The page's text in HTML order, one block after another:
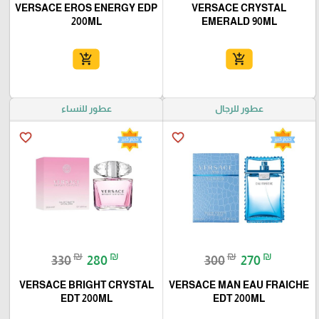
VERSACE CRYSTAL
EMERALD 90ML
add_shopping_cart
VERSACE EROS ENERGY EDP
200ML
add_shopping_cart
عطور للرجال
favorite_border
300₪ 270 ₪
VERSACE MAN EAU FRAICHE
EDT 200ML
عطور للنساء
favorite_border
330₪ 280 ₪
VERSACE BRIGHT CRYSTAL
EDT 200ML